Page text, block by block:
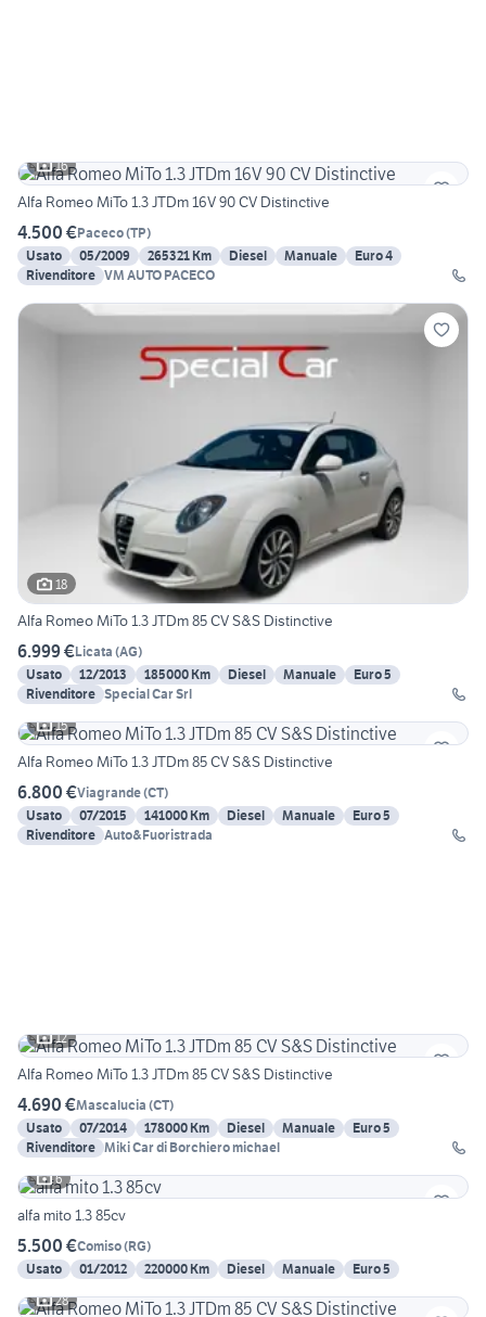
16
Alfa Romeo MiTo 1.3 JTDm 16V 90 CV Distinctive
4.500 €Paceco(TP)
Usato
05/2009 265321 Km Diesel Manuale
Euro 4
Rivenditore VM AUTO PACECO
18
Alfa Romeo MiTo 1.3 JTDm 85 CV S&S Distinctive
6.999 €Licata (AG)
Usato
12/2013 185000 Km Diesel Manuale
Euro 5
Rivenditore Special Car Srl
15
Alfa Romeo MiTo 1.3 JTDm 85 CV S&S Distinctive
6.800 €Viagrande(CT)
Usato
07/2015 141000 Km Diesel Manuale
Euro 5
Rivenditore Auto&Fuoristrada
12
Alfa Romeo MiTo 1.3 JTDm 85 CV S&S Distinctive
4.690 €Mascalucia (CT)
Usato
07/2014 178000 Km Diesel Manuale
Euro 5
Rivenditore Miki Car di Borchiero michael
6
alfa mito 1.3 85cv
5.500 €Comiso(RG)
Usato
01/2012 220000 Km Diesel Manuale
Euro 5
28